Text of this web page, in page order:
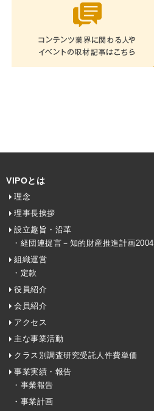
VIPOとは
理念
理事長挨拶
設立趣旨・沿革
・経団連提言－知的財産推進計画2004
組織運営
・定款
役員紹介
会員紹介
アクセス
主な事業活動
クラス別調査研究受託人件費単価
事業実績・報告
・事業報告
・事業計画